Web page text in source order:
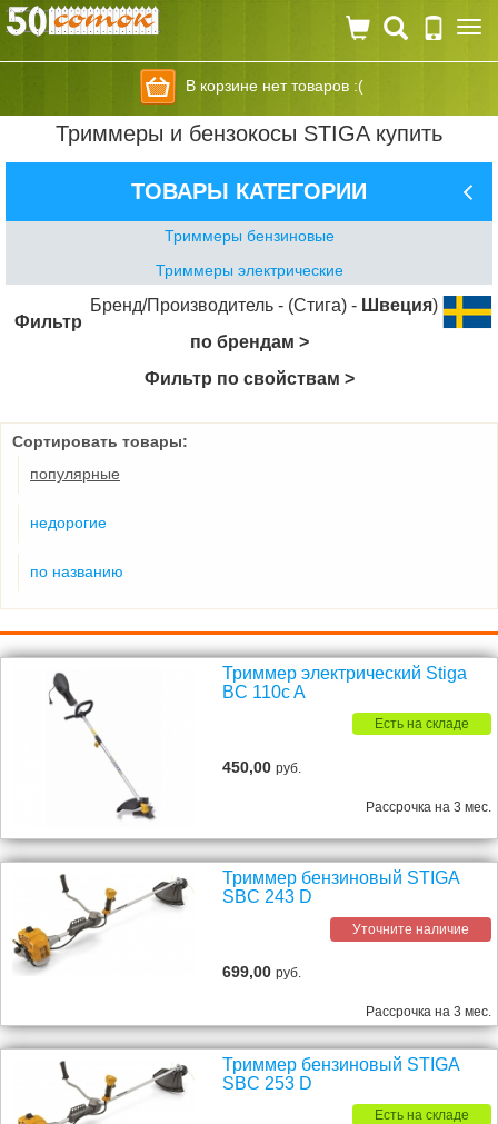
В корзине нет товаров :(
Триммеры и бензокосы STIGA купить
ТОВАРЫ КАТЕГОРИИ
Триммеры бензиновые
Триммеры электрические
Бренд/Производитель - (Стига) - Швеция)
Фильтр
по брендам >
Фильтр по свойствам >
Сортировать товары:
популярные
недорогие
по названию
Триммер электрический Stiga
BC 110c A
Есть на складе
450,00руб.
Рассрочка на 3 мес.
Триммер бензиновый STIGA
SBC 243 D
Уточните наличие
699,00руб.
Рассрочка на 3 мес.
Триммер бензиновый STIGA
SBC 253 D
Есть на складе